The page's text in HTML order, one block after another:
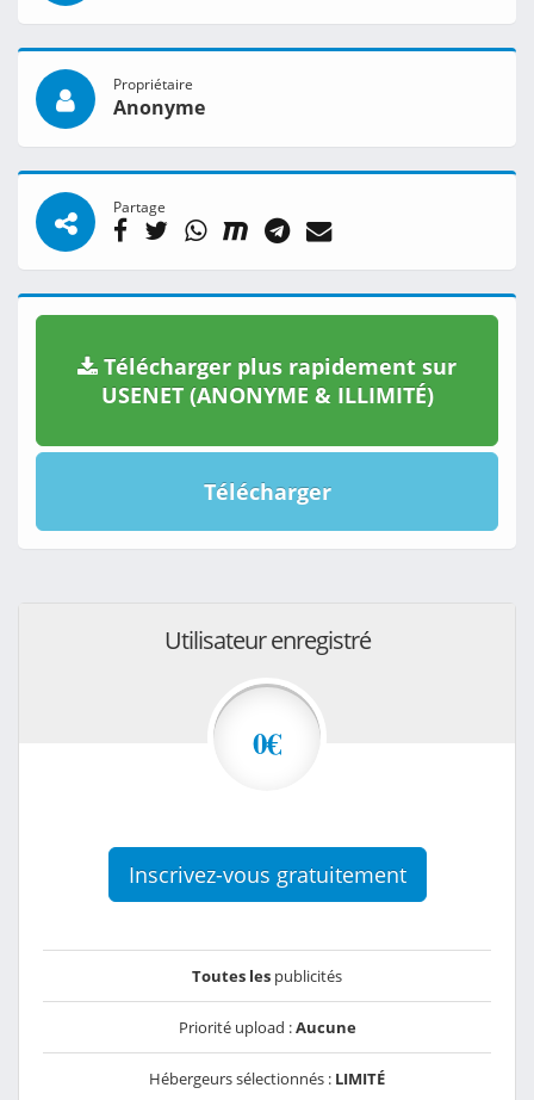
Propriétaire
Anonyme
Partage
Télécharger plus rapidement sur
USENET (ANONYME & ILLIMITÉ)
Télécharger
Utilisateur enregistré
0€
Inscrivez-vous gratuitement
Toutes les publicités
Priorité upload :Aucune
Hébergeurs sélectionnés : LIMITÉ